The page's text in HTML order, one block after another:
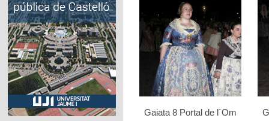
Gaiata 8 Portal de l´Om